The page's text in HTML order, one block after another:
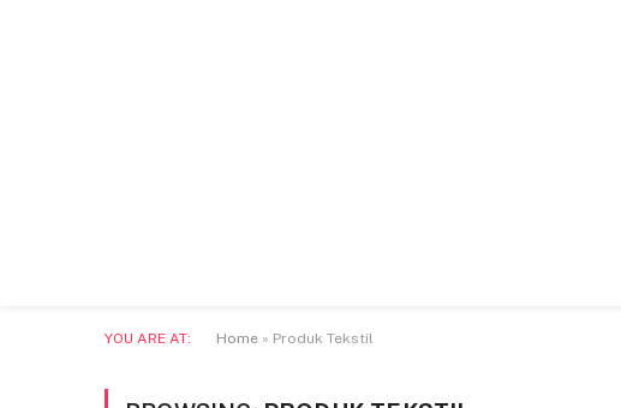
YOU ARE AT: Home » Produk Tekstil